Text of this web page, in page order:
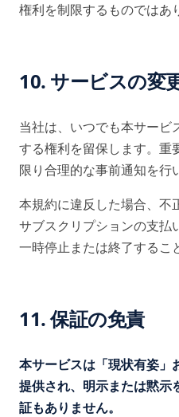
権利を制限するものではあ
10. サービスの変
当社は、いつでも本サービ
する権利を留保します。重
限り合理的な事前通知を行
本規約に違反した場合、不
サブスクリプションの支払
一時停止または終了するこ
11. 保証の免責
本サービスは「現状有姿」
提供され、明示または黙示
証もありません。